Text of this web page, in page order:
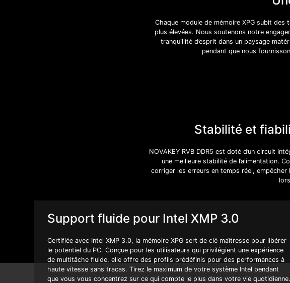
Chaque module de mémoire XPG subit
plus élevées. Nous soutenons notre
tranquillité d’esprit dans un paysage
pendant que nous
Stabilité et
NOVAKEY RVB DDR5 est doté d’un circuit
une meilleure stabilité de l’alimentation.
corriger les erreurs en temps réel,
Support fluide pour Intel XMP 3.0
Certifiée avec Intel XMP 3.0, la mémoire XPG sert de clé maîtresse pour libérer
le potentiel du PC. Conçue pour les utilisateurs qui privilégient une expérience
de multitâche fluide, elle offre des profils prédéfinis pour des performances à
haute vitesse sans tracas. Tirez le maximum de votre système Intel pendant
que vous vous concentrez sur ce qui compte le plus dans votre vie quotidienne.